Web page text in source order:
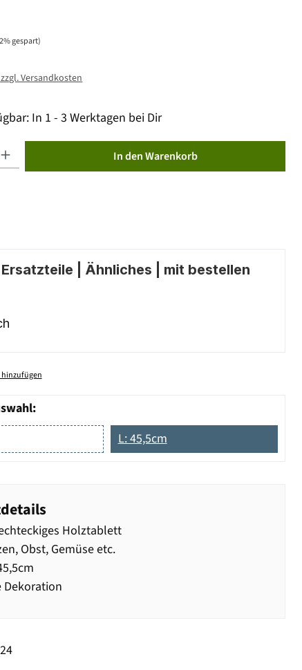
gespart)
Versandkosten
In 1 - 3 Werktagen bei Dir
In den Warenkorb
| Ähnliches | mit bestellen
hinzufügen
L: 45,5cm
Holztablett
Obst, Gemüse etc.